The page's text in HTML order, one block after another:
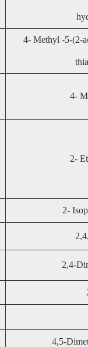
4- Methyl -5-(2-
4-
2-
2-
2,4-
4,5-